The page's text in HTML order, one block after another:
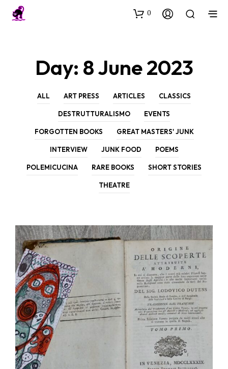
0
Day: 8 June 2023
ALL ART PRESS ARTICLES CLASSICS
DESTRUTTURALISMO EVENTS
FORGOTTEN BOOKS GREAT MASTERS' JUNK
INTERVIEW JUNK FOOD POEMS
POLEMICUCINA RARE BOOKS SHORT STORIES
THEATRE